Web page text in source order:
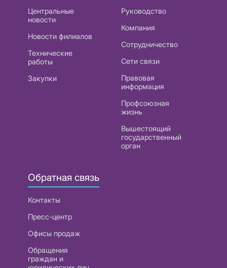
Центральные
новости
Новости филиалов
Технические
работы
Закупки
Руководство
Компания
Сотрудничество
Сети связи
Правовая
информация
Профсоюзная
жизнь
Вышестоящий
государственный
орган
Обратная связь
Контакты
Пресс-центр
Офисы продаж
Обращения
граждан и